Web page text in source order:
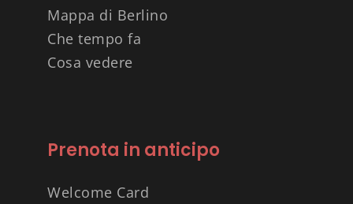
Mappa di Berlino
Che tempo fa
Cosa vedere
Prenota in anticipo
Welcome Card